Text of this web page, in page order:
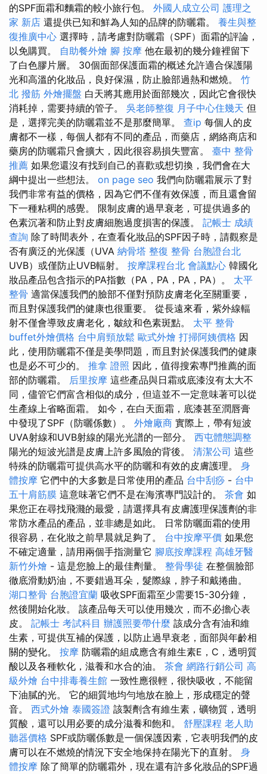
的SPF面霜和麵霜的較小旅行包。 外國人成立公司 護理之
家 新店 還提供已知和鮮為人知的品牌的防曬霜。 養生與整
復推廣中心 選擇時，請考慮對防曬霜（SPF）面霜的評論，
以免購買。 自助餐外燴 腳 按摩 他在最初的幾分鐘裡留下
了白色膠片層。 30個面部保護面霜的概述允許適合保護陽
光和高溫的化妝品，良好保濕，防止臉部過熱和燃燒。 竹
北 撥筋 外燴擺盤 白天將其應用於面部幾次，因此它會很快
消耗掉，需要持續的管子。 吳老師整復 月子中心住幾天 但
是，選擇完美的防曬霜並不是那麼簡單。 查ip 每個人的皮
膚都不一樣，每個人都有不同的產品，而藥店，網絡商店和
藥房的防曬霜只會擴大，因此很容易損失豐富。 臺中 整骨
推薦 如果您還沒有找到自己的喜歡或想切換，我們會在大
綱中提出一些想法。 on page seo 我們向防曬霜展示了對
我們非常有益的價格，因為它們不僅有效保護，而且還會留
下一種粘稠的感覺。 限制皮膚的過早衰老，可提供過多的
色素沉著和防止對皮膚細胞過度損害的保護。 記帳士 成績
查詢 除了時間表外，在查看化妝品的SPF因子時，請觀察是
否有廣泛的光保護（UVA 納骨塔 整復 整骨 台胞證台北
UVB）或僅防止UVB輻射。 按摩課程台北 會議點心 韓國化
妝品產品包含指示的PA指數（PA，PA，PA，PA）。 太平
整骨 適當保護我們的臉部不僅對預防皮膚老化至關重要，
而且對保護我們的健康也很重要。 從長遠來看，紫外線輻
射不僅會導致皮膚老化，皺紋和色素斑點。 太平 整骨
buffet外燴價格 台中肩頸放鬆 歐式外燴 打掃阿姨價格 因
此，使用防曬霜不僅是美學問題，而且對於保護我們的健康
也是必不可少的。 推拿 證照 因此，值得搜索專門推薦的面
部的防曬霜。 后里按摩 這些產品與日霜或底漆沒有太大不
同，儘管它們富含相似的成分，但這並不一定意味著可以從
生產線上省略面霜。 如今，在白天面霜，底漆甚至潤唇膏
中發現了SPF（防曬係數）。 外燴廠商 實際上，帶有短波
UVA射線和UVB射線的陽光光譜的一部分。 西屯體態調整
陽光的短波光譜是皮膚上許多風險的背後。 清潔公司 這些
特殊的防曬霜可提供高水平的防曬和有效的皮膚護理。 身
體按摩 它們中的大多數是日常使用的產品 台中刮痧 - 台中
五十肩筋膜 這意味著它們不是在海濱專門設計的。 茶會 如
果您正在尋找飛濺的最愛，請選擇具有皮膚護理保護劑的非
常防水產品的產品，並非總是如此。 日常防曬面霜的使用
很容易，在化妝之前早晨就足夠了。 台中按摩平價 如果您
不確定適量，請用兩個手指測量它 腳底按摩課程 高雄牙醫
新竹外燴 - 這是您臉上的最佳劑量。 整骨學徒 在整個臉部
徹底滑動奶油，不要錯過耳朵，髮際線，脖子和戴捲曲。
湖口整骨 台胞證宜蘭 吸收SPF面霜至少需要15-30分鐘，
然後開始化妝。 該產品每天可以使用幾次，而不必擔心表
皮。 記帳士 考試科目 辦護照要帶什麼 該成分含有油和維
生素，可提供互補的保護，以防止過早衰老，面部與年齡相
關的變化。 按摩 防曬霜的組成應含有維生素E，C，透明質
酸以及各種軟化，滋養和水合的油。 茶會 網路行銷公司 高
級外燴 台中排毒養生館 一致性應很輕，很快吸收，不能留
下油膩的光。 它的細質地均勻地放在臉上，形成穩定的聲
音。 西式外燴 泰國簽證 該製劑含有維生素，礦物質，透明
質酸，還可以用必要的成分滋養和飽和。 舒壓課程 老人助
聽器價格 SPF或防曬係數是一個保護因素，它表明我們的皮
膚可以在不燃燒的情況下安全地保持在陽光下的直射。 身
體按摩 除了簡單的防曬霜外，現在還有許多化妝品的SPF過